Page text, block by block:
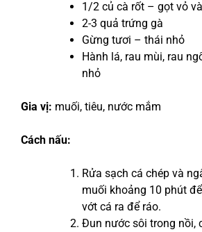
1/2 củ cà rốt – gọt vỏ
2-3 quả trứng gà
Gừng tươi – thái nhỏ
Hành lá, rau mùi, rau
nhỏ
Gia vị: muối, tiêu, nước mắm
Cách nấu:
Rửa sạch cá chép và
muối khoảng 10 phút
vớt cá ra để ráo.
Đun nước sôi trong nồi,